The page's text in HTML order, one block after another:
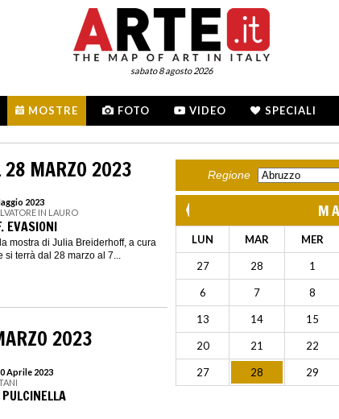
sabato 8 agosto 2026
MOSTRE FOTO VIDEO SPECIALI
28 MARZO 2023
2023
IN LAURO
EVASIONI
mostra di Julia Breiderhoff, a cura
terrà dal 28 marzo al 7...
2023
Aprile 2023
Regione
LUN MAR MER
27 28 1
6 7 8
13 14 15
20 21 22
27 28 29